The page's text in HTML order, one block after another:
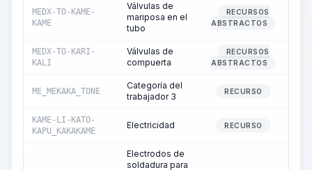
MEDX-TO-KAME-
KAME
Válvulas de
mariposa en el
tubo
RECURSOS
ABSTRACTOS
MEDX-TO-KARI-
KALI
Válvulas de
compuerta
RECURSOS
ABSTRACTOS
ME_MEKAKA_TONE
Categoría del
trabajador 3
RECURSO
KAME-LI-KATO-
KAPU_KAKAKAME
Electricidad RECURSO
Electrodos de
soldadura para